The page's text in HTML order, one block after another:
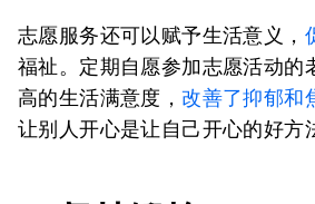
志愿服务还可以赋予生活意义，
福祉。定期自愿参加志愿活动的
高的生活满意度，改善了抑郁和
让别人开心是让自己开心的好方